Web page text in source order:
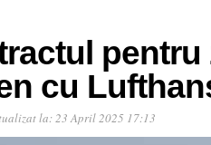
cu
la:23 April 2025 17:13